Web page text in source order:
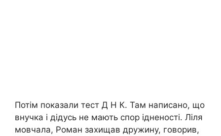
Потім показали тест Д Н К. Там написано, що
внучка і дідусь не мають спор ідненості. Ліля
мовчала, Роман захищав дружину, говорив,